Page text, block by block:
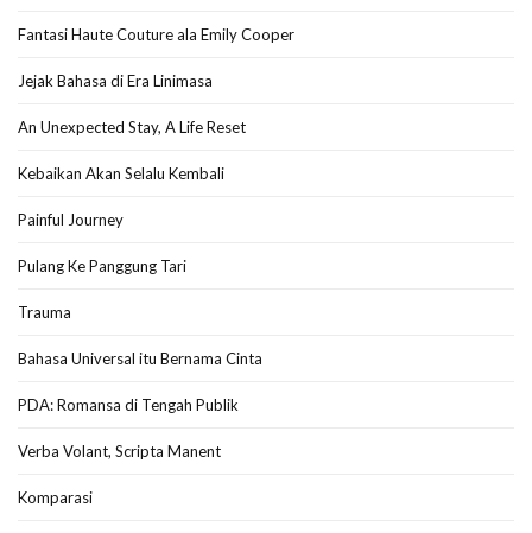
Fantasi Haute Couture ala Emily Cooper
Jejak Bahasa di Era Linimasa
An Unexpected Stay, A Life Reset
Kebaikan Akan Selalu Kembali
Painful Journey
Pulang Ke Panggung Tari
Trauma
Bahasa Universal itu Bernama Cinta
PDA: Romansa di Tengah Publik
Verba Volant, Scripta Manent
Komparasi